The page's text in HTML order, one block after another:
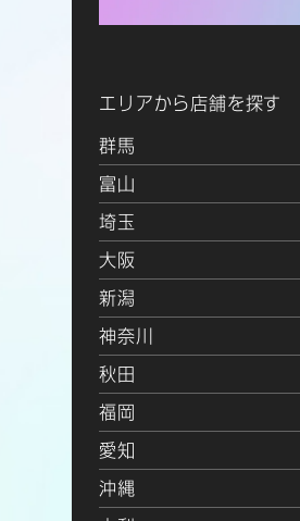
エリアから店舗を探す
群馬
富山
埼玉
大阪
新潟
神奈川
秋田
福岡
愛知
沖縄